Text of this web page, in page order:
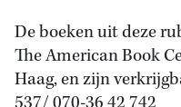
De boeken uit deze
The American Book
Haag, en zijn